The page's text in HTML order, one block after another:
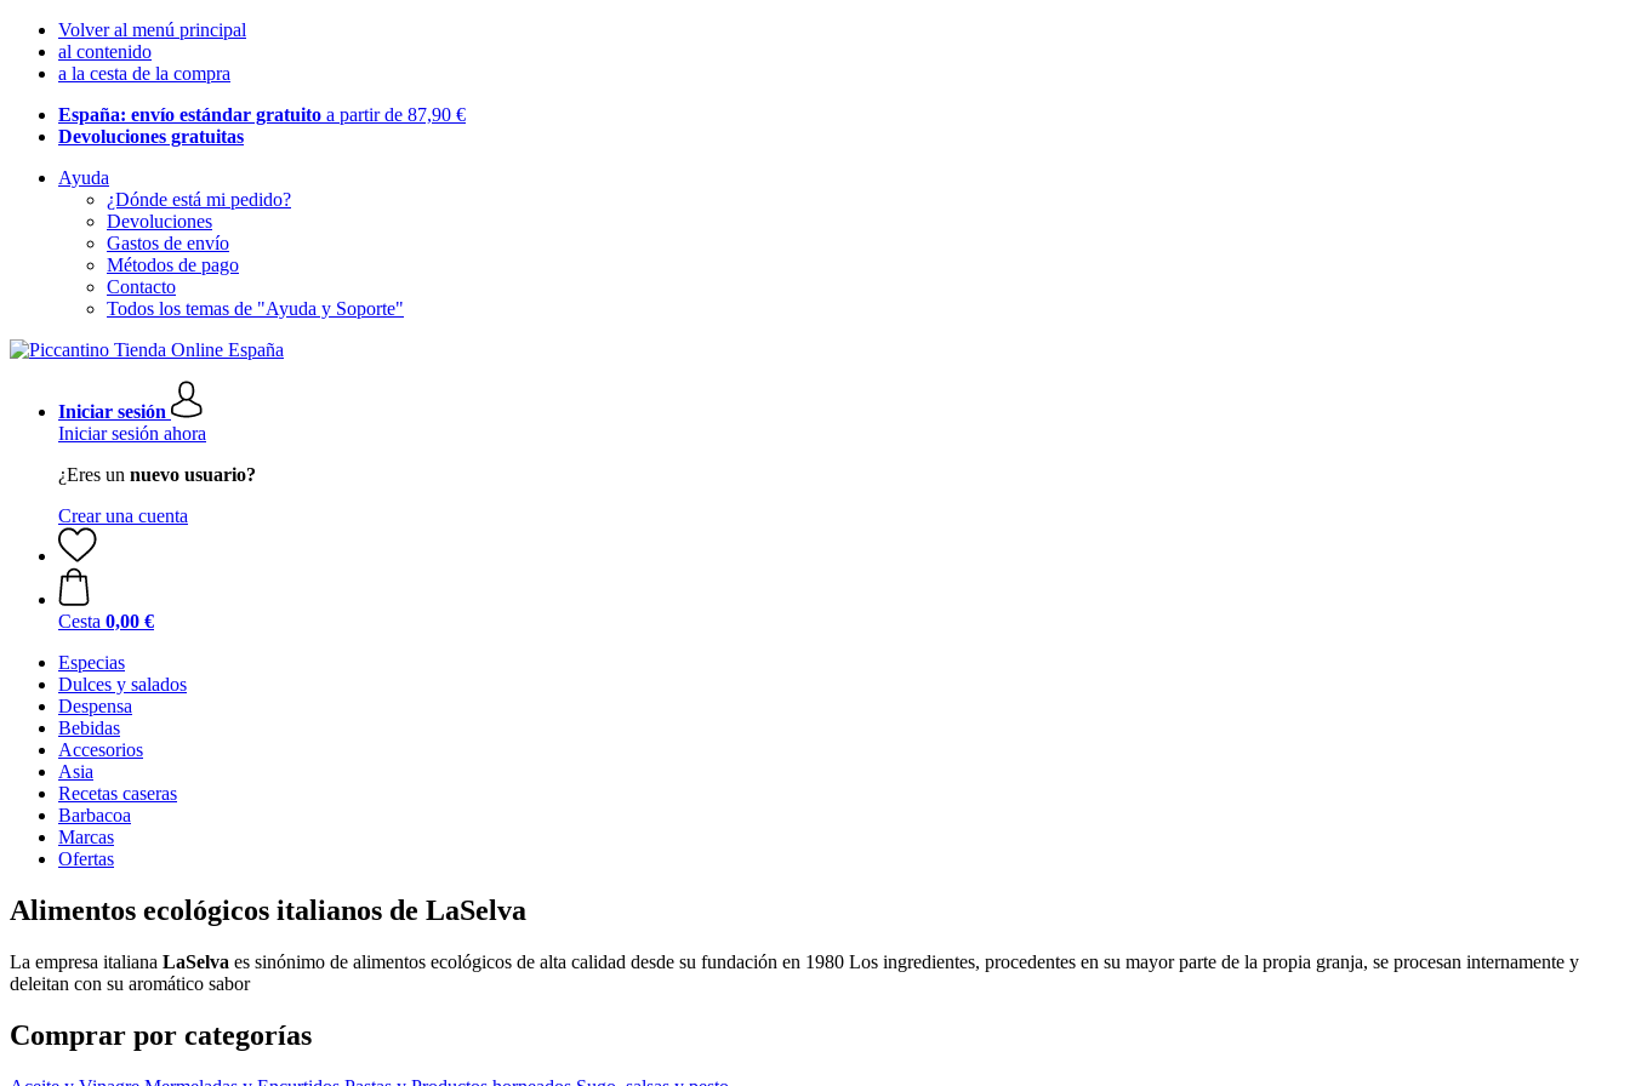
Volver al menú principal
al contenido
a la cesta de la compra
España: envío estándar gratuito a partir de 87,90 €
Devoluciones gratuitas
Ayuda
¿Dónde está mi pedido?
Devoluciones
Gastos de envío
Métodos de pago
Contacto
Todos los temas de "Ayuda y Soporte"
Iniciar sesión
Iniciar sesión ahora
¿Eres un nuevo usuario?
Crear una cuenta
Cesta 0,00 €
Especias
Dulces y salados
Despensa
Bebidas
Accesorios
Asia
Recetas caseras
Barbacoa
Marcas
Ofertas
Alimentos ecológicos italianos de LaSelva
La empresa italiana LaSelva es sinónimo de alimentos ecológicos de alta calidad desde su fundación en 1980 Los ingredientes, procedentes en su mayor parte de la propia granja, se procesan internamente y
deleitan con su aromático sabor
Comprar por categorías